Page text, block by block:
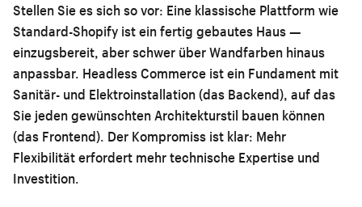
Stellen Sie es sich so vor: Eine klassische Plattform wie
Standard-Shopify ist ein fertig gebautes Haus —
einzugsbereit, aber schwer über Wandfarben hinaus
anpassbar. Headless Commerce ist ein Fundament mit
Sanitär- und Elektroinstallation (das Backend), auf das
Sie jeden gewünschten Architekturstil bauen können
(das Frontend). Der Kompromiss ist klar: Mehr
Flexibilität erfordert mehr technische Expertise und
Investition.